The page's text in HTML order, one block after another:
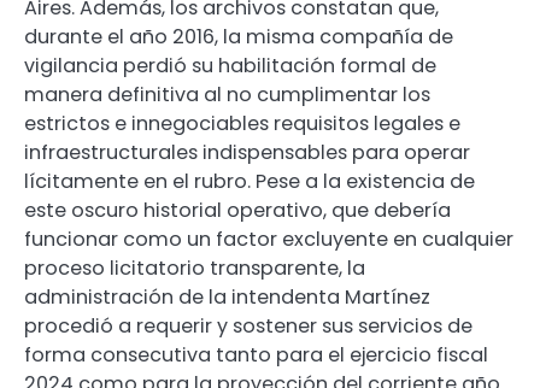
Aires. Además, los archivos constatan que,
durante el año 2016, la misma compañía de
vigilancia perdió su habilitación formal de
manera definitiva al no cumplimentar los
estrictos e innegociables requisitos legales e
infraestructurales indispensables para operar
lícitamente en el rubro. Pese a la existencia de
este oscuro historial operativo, que debería
funcionar como un factor excluyente en cualquier
proceso licitatorio transparente, la
administración de la intendenta Martínez
procedió a requerir y sostener sus servicios de
forma consecutiva tanto para el ejercicio fiscal